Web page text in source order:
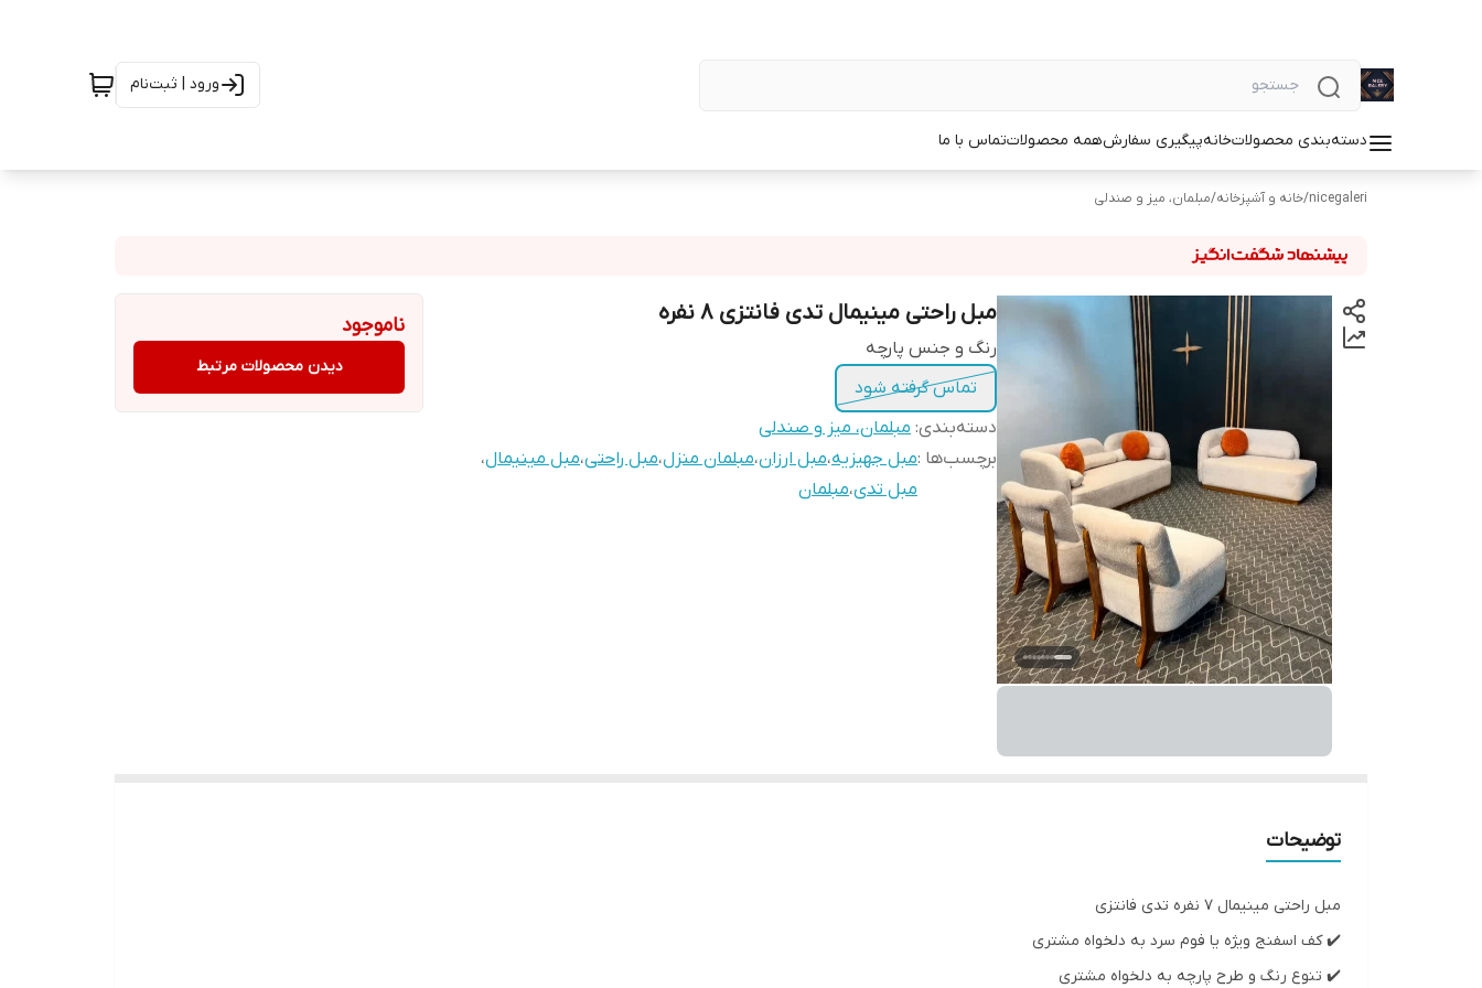
ورود | ثبت‌نام
دسته‌بندی محصولاتخانهپیگیری سفارشهمه محصولاتتماس با ما
nicegaleri
/خانه و آشپزخانه/مبلمان، میز و صندلی
مبل راحتی مینیمال تدی فانتزی ٨ نفره
رنگ و جنس پارچه
تماس گرفته شود
دسته‌بندی: مبلمان، میز و صندلی
برچسب‌ها :مبل جهیزیه،مبل ارزان،مبلمان منزل،مبل راحتی،مبل مینیمال،
مبل تدی،مبلمان
ناموجود
دیدن محصولات مرتبط
توضیحات
مبل راحتی مینیمال ۷ نفره تدی فانتزی
✔️ کف اسفنج ویژه یا فوم سرد به دلخواه مشتری
✔️ تنوع رنگ و طرح پارچه به دلخواه مشتری